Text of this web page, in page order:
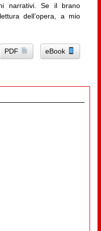
narrativi. Se il brano
dell’opera, a mio
PDF eBook